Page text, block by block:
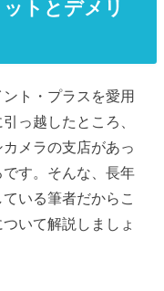
トとデメリ
ト・プラスを愛用
っ越したところ、
メラの支店があっ
す。そんな、長年
いる筆者だからこ
いて解説しましょ